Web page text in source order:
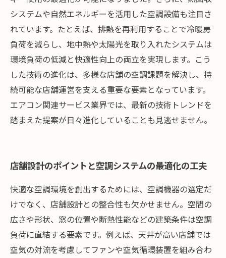
システムや自然エネルギーを活用した空調設備も注目さ
れています。たとえば、排熱を再利用することで冷暖房
負荷を減らし、地中熱や太陽光を取り入れたシステムは
環境負荷の低減と快適性向上の両立を実現します。こう
した技術の進化は、多様な店舗の空調課題を解決し、持
続可能な店舗運営を支える重要な要素となっています。
エアコン関連サービス業界では、最新の技術トレンドを
踏まえた提案が日々進化していることも見逃せません。
店舗設計のポイントと空調システムの最適化の工夫
快適な空調環境を創出するためには、空調機器の選定だ
けでなく、店舗設計との整合性も欠かせません。空間の
広さや形状、窓の位置や断熱性能などの建築条件は空調
負荷に直結する要素です。例えば、天井が高い店舗では
空気の対流を考慮してファンや空気循環装置を組み合わ